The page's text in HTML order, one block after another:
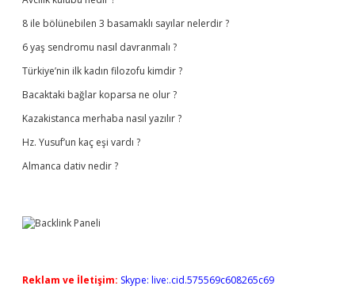
8 ile bölünebilen 3 basamaklı sayılar nelerdir ?
6 yaş sendromu nasıl davranmalı ?
Türkiye’nin ilk kadın filozofu kimdir ?
Bacaktaki bağlar koparsa ne olur ?
Kazakistanca merhaba nasıl yazılır ?
Hz. Yusuf’un kaç eşi vardı ?
Almanca dativ nedir ?
Reklam ve İletişim: Skype: live:.cid.575569c608265c69